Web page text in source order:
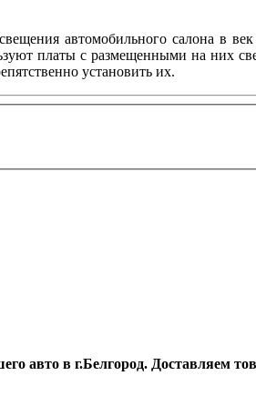
автомобильного салона в
платы с размещенными на них
установить их.
авто в г.Белгород. Доставляем